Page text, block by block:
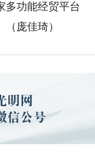
功能经贸平台
庞佳琦）